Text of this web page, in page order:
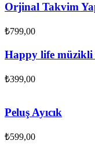
Orjinal Takvim
₺799,00
Happy life müzikli
₺399,00
Peluş Ayıcık
₺599,00